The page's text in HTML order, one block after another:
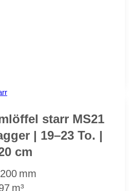
starr MS21
| 19–23 To. |
cm
mm
m³